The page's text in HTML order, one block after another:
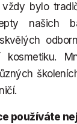
bylo
našich
kosmetiku.
používáte